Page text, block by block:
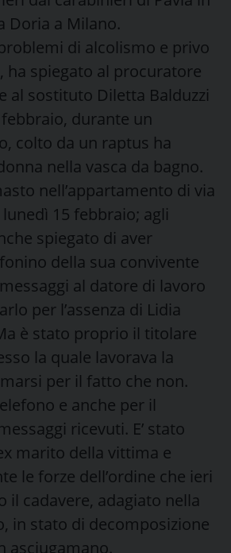
Doria a Milano.
di alcolismo e privo
ha spiegato al procuratore
al sostituto Diletta Balduzzi
durante un
colto da un raptus ha
nella vasca da bagno.
nell’appartamento di via
15 febbraio; agli
spiegato di aver
della sua convivente
al datore di lavoro
per l’assenza di Lidia
è stato proprio il titolare
la quale lavorava la
per il fatto che non.
e anche per il
ricevuti. E’ stato
marito della vittima e
le forze dell’ordine che ieri
il cadavere, adagiato nella
in stato di decomposizione
asciugamano.